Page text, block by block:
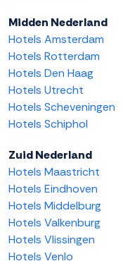
Midden Nederland
Hotels Amsterdam
Hotels Rotterdam
Hotels Den Haag
Hotels Utrecht
Hotels Scheveningen
Hotels Schiphol
Zuid Nederland
Hotels Maastricht
Hotels Eindhoven
Hotels Middelburg
Hotels Valkenburg
Hotels Vlissingen
Hotels Venlo